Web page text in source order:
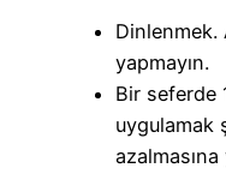
Dinlenmek.
yapmayın.
Bir seferde
uygulamak
azalmasına